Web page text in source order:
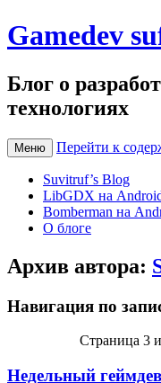
Gamedev
Блог о
технологиях
Меню Перейти к
Suvitruf’s Blog
LibGDX на
Bomberman на
О блоге
Архив автора:
Навигация по
Страница 3
Недельный